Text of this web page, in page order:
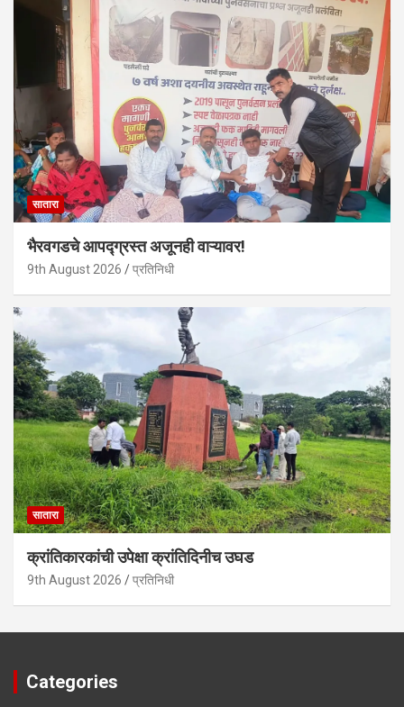
सातारा
भैरवगडचे आपद्ग्रस्त अजूनही वाऱ्यावर!
9th August 2026 प्रतिनिधी
सातारा
क्रांतिकारकांची उपेक्षा क्रांतिदिनीच उघड
9th August 2026 प्रतिनिधी
Categories